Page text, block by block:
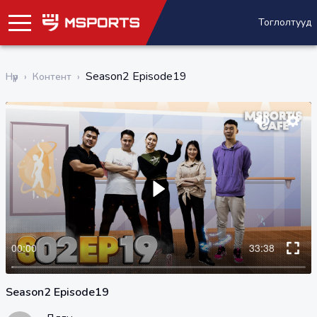
Тоглолтууд
Нүүр › Контент › Season2 Episode19
Season2 Episode19